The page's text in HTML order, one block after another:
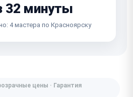
32 минуты
4 мастера по Красноярску
цены · Гарантия